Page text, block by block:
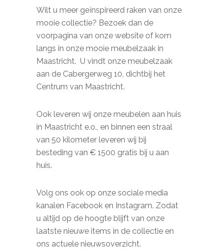
Wilt u meer geïnspireerd raken van onze
mooie collectie? Bezoek dan de
voorpagina van onze website of kom
langs in onze mooie meubelzaak in
Maastricht. U vindt onze meubelzaak
aan de Cabergerweg 10, dichtbij het
Centrum van Maastricht.
Ook leveren wij onze meubelen aan huis
in Maastricht e.o., en binnen een straal
van 50 kilometer leveren wij bij
besteding van € 1500 gratis bij u aan
huis.
Volg ons ook op onze sociale media
kanalen Facebook en Instagram. Zodat
u altijd op de hoogte blijft van onze
laatste nieuwe items in de collectie en
ons actuele nieuwsoverzicht.